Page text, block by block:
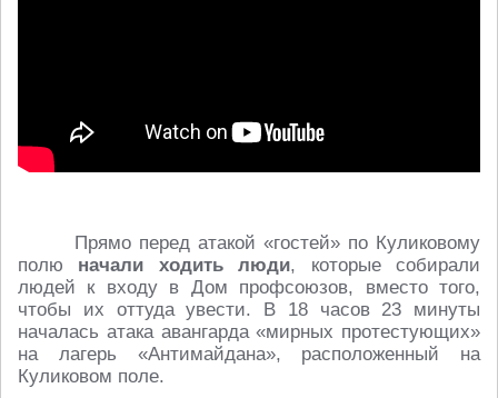
Прямо перед атакой «гостей» по Куликовому
полю начали ходить люди, которые собирали
людей к входу в Дом профсоюзов, вместо того,
чтобы их оттуда увести. В 18 часов 23 минуты
началась атака авангарда «мирных протестующих»
на лагерь «Антимайдана», расположенный на
Куликовом поле.